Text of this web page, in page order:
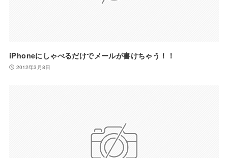
iPhoneにしゃべるだけでメールが書けちゃう！！
2012年3月8日